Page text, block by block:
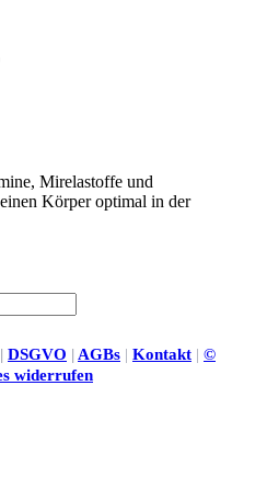
Mirelastoffe und
Körper optimal in der
| DSGVO | AGBs | Kontakt | ©
widerrufen